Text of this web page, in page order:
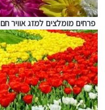
פרחים מומלצים למזג אוויר חם